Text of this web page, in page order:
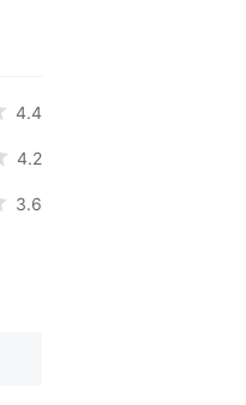
4.4/5 beyogen auf
4.4
4.2/5 beyogen auf
4.2
3.6/5 beyogen auf
3.6